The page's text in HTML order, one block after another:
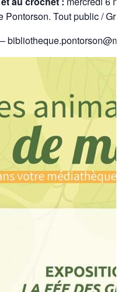
Pontorson. Tout public /